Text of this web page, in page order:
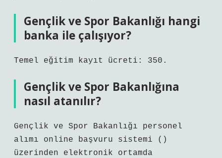
Gençlik ve Spor Bakanlığı hangi
banka ile çalışıyor?
Temel eğitim kayıt ücreti: 350.
Gençlik ve Spor Bakanlığına
nasıl atanılır?
Gençlik ve Spor Bakanlığı personel
alımı online başvuru sistemi ()
üzerinden elektronik ortamda